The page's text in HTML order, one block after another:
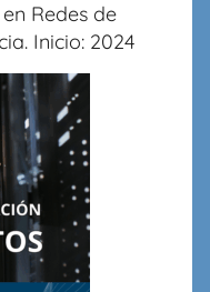
Redes de
Inicio: 2024